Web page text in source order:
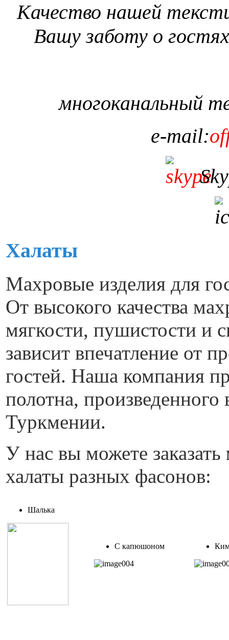
Качество нашей
Вашу заботу о
многоканальный
e-mail:
Халаты
Махровые изделия для
От высокого качества
мягкости, пушистости и
зависит впечатление от
гостей. Наша компания
полотна,
Туркмении.
У нас вы можете заказать
халаты разных фасонов:
Шалька
С капюшоном